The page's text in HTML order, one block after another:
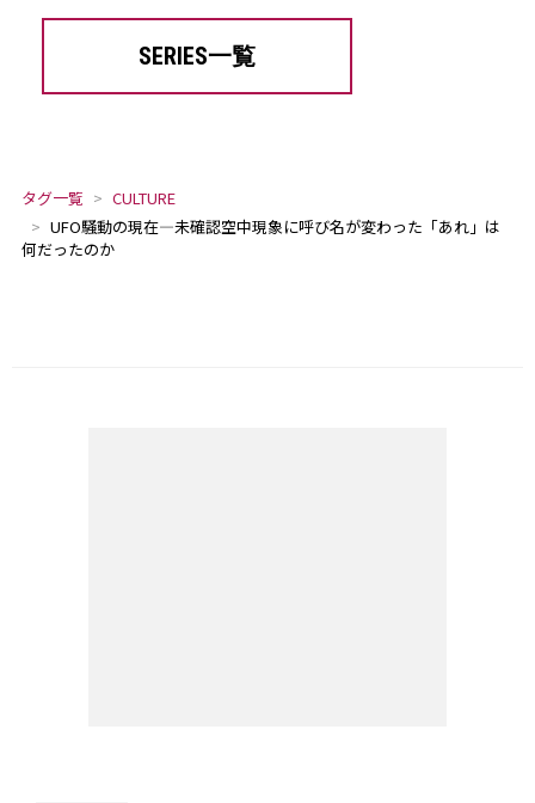
SERIES一覧
タグ一覧
CULTURE
UFO騒動の現在―未確認空中現象に呼び名が変わった「あれ」は
何だったのか